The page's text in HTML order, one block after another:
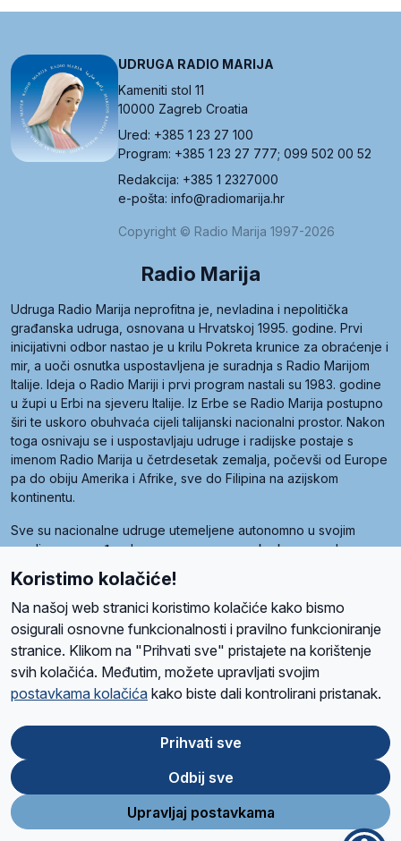
UDRUGA RADIO MARIJA
Kameniti stol 11
10000 Zagreb Croatia
Ured: +385 1 23 27 100
Program: +385 1 23 27 777; 099 502 00 52
Redakcija: +385 1 2327000
e-pošta: info@radiomarija.hr
Copyright © Radio Marija 1997-2026
Radio Marija
Udruga Radio Marija neprofitna je, nevladina i nepolitička
građanska udruga, osnovana u Hrvatskoj 1995. godine. Prvi
inicijativni odbor nastao je u krilu Pokreta krunice za obraćenje i
mir, a uoči osnutka uspostavljena je suradnja s Radio Marijom
Italije. Ideja o Radio Mariji i prvi program nastali su 1983. godine
u župi u Erbi na sjeveru Italije. Iz Erbe se Radio Marija postupno
širi te uskoro obuhvaća cijeli talijanski nacionalni prostor. Nakon
toga osnivaju se i uspostavljaju udruge i radijske postaje s
imenom Radio Marija u četrdesetak zemalja, počevši od Europe
pa do obiju Amerika i Afrike, sve do Filipina na azijskom
kontinentu.
Sve su nacionalne udruge utemeljene autonomno u svojim
zemljama, a međusobna su povezane preko krovne udruge
pod nazivom Svjetska obitelj Radio Marije (World Family of
Radio Maria). Svjetsku obitelj utemeljilo je sedam članica, među
kojima je i hrvatska Udruga Radio Marija.
O namaRadio ProgramVolonteriPrijateljiKontaktPravila privatnosti
Ova stranica je zaštićena Google reCAPTCHA sustavom
Store
Google
Play
Koristimo kolačiće!
Na našoj web stranici koristimo kolačiće kako bismo
osigurali osnovne funkcionalnosti i pravilno funkcioniranje
stranice. Klikom na "Prihvati sve" pristajete na korištenje
svih kolačića. Međutim, možete upravljati svojim
postavkama kolačića kako biste dali kontrolirani pristanak.
Prihvati sve
Odbij sve
Upravljaj postavkama